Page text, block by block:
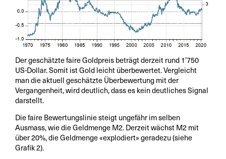
Der geschätzte faire Goldpreis beträgt derzeit rund 1’750
US-Dollar. Somit ist Gold leicht überbewertet. Vergleicht
man die aktuell geschätzte Überbewertung mit der
Vergangenheit, wird deutlich, dass es kein deutliches Signal
darstellt.
Die faire Bewertungslinie steigt ungefähr im selben
Ausmass, wie die Geldmenge M2. Derzeit wächst M2 mit
über 20%, die Geldmenge «explodiert» geradezu (siehe
Grafik 2).